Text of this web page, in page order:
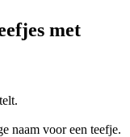
met
naam voor een teefje.